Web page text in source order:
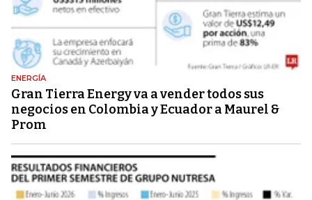
ENERGÍA
Gran Tierra Energy va a vender todos sus
negocios en Colombia y Ecuador a Maurel &
Prom